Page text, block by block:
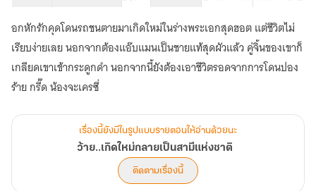
สามี
แห่ง
ชาติ
อกหักรักคุดโดนรถชนตายมาเกิดใหม่ในร่างพระเอกสุดฮอต แต่ชีวิตไม่
เรียบง่ายเลย นอกจากต้องแอ๊บแมนเป็นชายแท้สุดผัวแล้ว คู่จิ้นของเขาก็
เกลียดเขาเข้ากระดูกดำ นอกจากนี้ยังต้องเอาชีวิตรอดจากการโดนปอง
ร้าย กรี๊ด น้องจะเครซี่
เรื่องนี้ยังมีในรูปแบบรายตอนให้อ่านด้วยนะ
ว้าย..เกิดใหม่กลายเป็นสามีแห่งชาติ
ติดตามเรื่องนี้